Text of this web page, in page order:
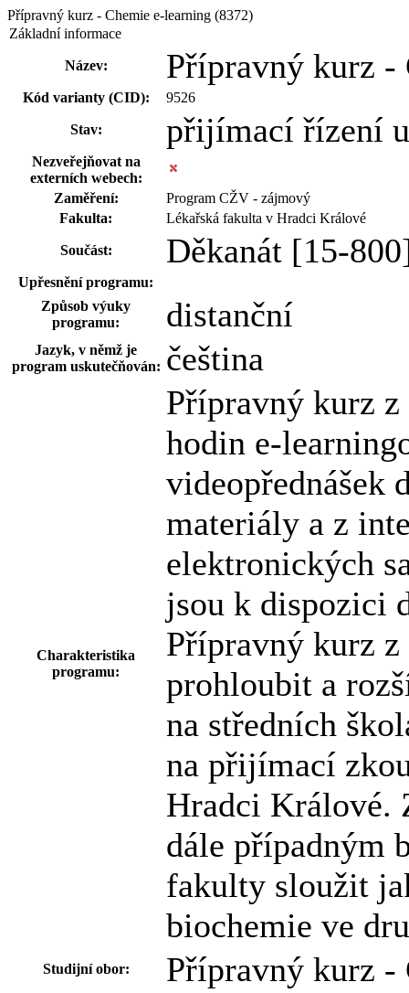
Přípravný kurz - Chemie e-learning (8372)
Základní informace
Název: Přípravný kurz -
Kód varianty (CID): 9526
Stav: přijímací řízení
Nezveřejňovat na
externích webech:
Zaměření:
Program CŽV - zájmový
Fakulta:
Lékařská fakulta v Hradci Králové
Součást: Děkanát [15-
Upřesnění programu:
Způsob výuky
programu:
distanční
Jazyk, v němž je
program uskutečňován: čeština
Charakteristika
programu:
Přípravný kurz z
hodin e-
videopřednášek
materiály a z
elektronických
jsou k dispozici
Přípravný kurz z
prohloubit a
na středních
na přijímací
Hradci Králové.
dále případným
fakulty sloužit
biochemie ve
Studijní obor: Přípravný kurz -